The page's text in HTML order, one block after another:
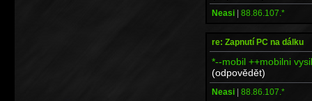
Neasi | 88.86.107.*
re: Zapnutí PC na dálku
*--mobil ++mobilni
(odpovědět)
Neasi | 88.86.107.*